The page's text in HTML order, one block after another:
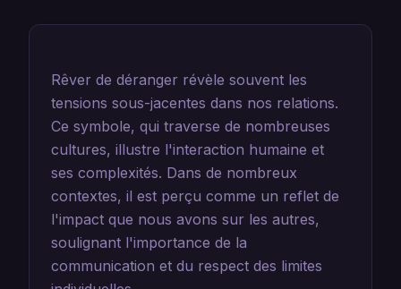
Rêver de déranger révèle souvent les
tensions sous-jacentes dans nos relations.
Ce symbole, qui traverse de nombreuses
cultures, illustre l'interaction humaine et
ses complexités. Dans de nombreux
contextes, il est perçu comme un reflet de
l'impact que nous avons sur les autres,
soulignant l'importance de la
communication et du respect des limites